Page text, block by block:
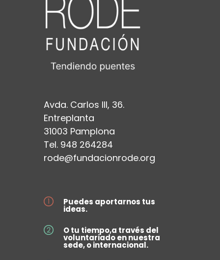
Avda. Carlos III, 36.
Entreplanta
31003 Pamplona
Tel. 948 264284
rode@fundacionrode.org
Puedes aportarnos tus
ideas.
O tu tiempo,a través del
voluntariado en nuestra
sede, o internacional.